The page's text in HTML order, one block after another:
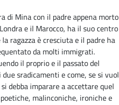
di Mina con il padre appena morto
e il Marocco, ha il suo centro
ragazza è cresciuta e il padre ha
da molti immigrati.
il proprio e il passato del
sradicamenti e come, se si vuol
debba imparare a accettare quel
malinconiche, ironiche e